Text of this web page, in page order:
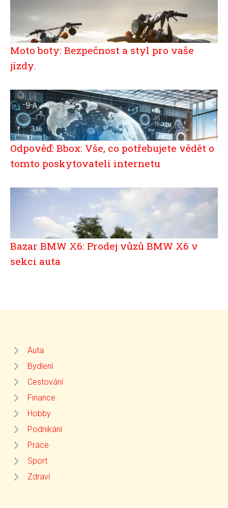
Moto boty: Bezpečnost a styl pro vaše
jízdy.
Odpověď: Bbox: Vše, co potřebujete vědět o
tomto poskytovateli internetu
Bazar BMW X6: Prodej vůzů BMW X6 v
sekci auta
Auta
Bydlení
Cestování
Finance
Hobby
Podnikání
Práce
Sport
Zdraví